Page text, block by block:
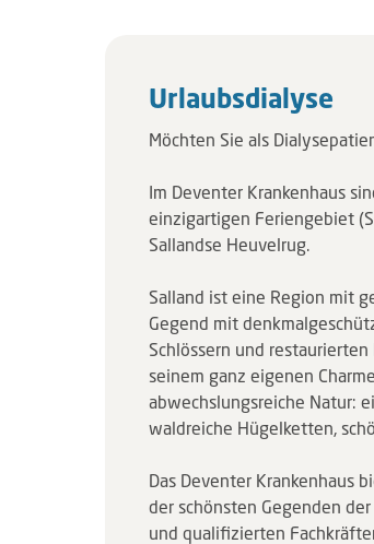
​Urlaubsdialyse
Möchten Sie als
Im Deventer Krankenhaus
einzigartigen Feriengebiet
Sallandse Heuvelrug.
Salland ist eine Region mit
Gegend mit
Schlössern und
seinem ganz eigenen
abwechslungsreiche Natur:
waldreiche Hügelketten,
Das Deventer Krankenhaus
der schönsten Gegenden
und qualifizierten